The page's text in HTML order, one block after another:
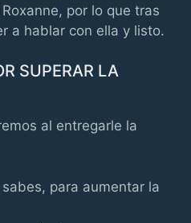
por lo que tras
a hablar con ella y listo.
SUPERAR LA
al entregarle la
para aumentar la